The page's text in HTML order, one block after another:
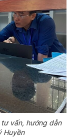
vấn, hướng dẫn
Huyền